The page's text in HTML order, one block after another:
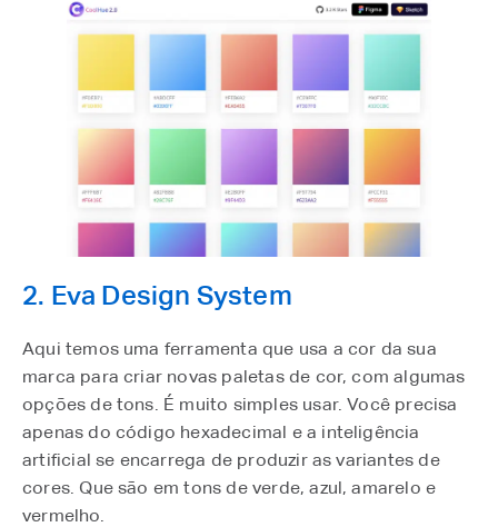
2. Eva Design System
Aqui temos uma ferramenta que usa a cor da sua
marca para criar novas paletas de cor, com algumas
opções de tons. É muito simples usar. Você precisa
apenas do código hexadecimal e a inteligência
artificial se encarrega de produzir as variantes de
cores. Que são em tons de verde, azul, amarelo e
vermelho.